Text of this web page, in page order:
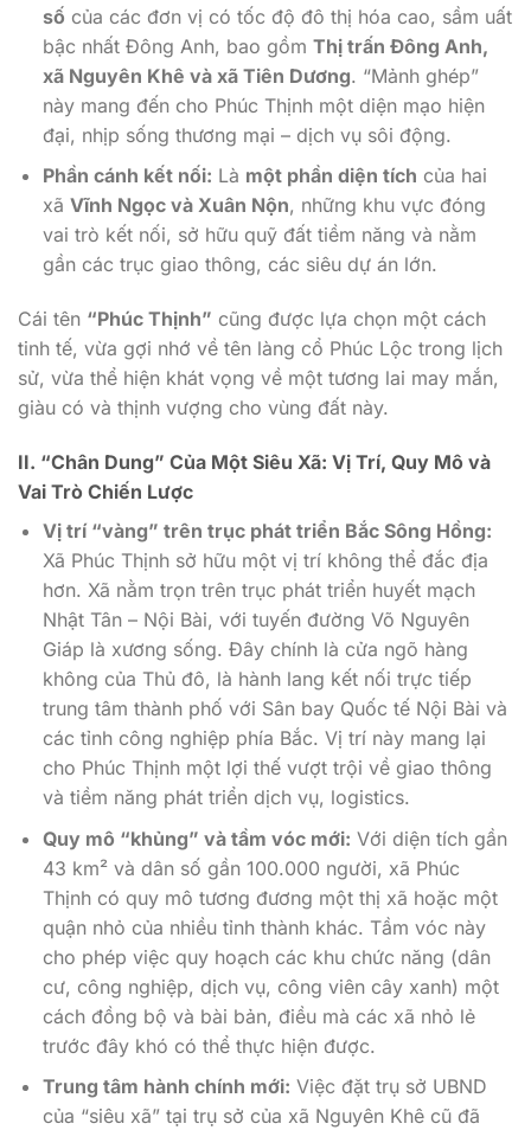
số của các đơn vị có tốc độ đô thị hóa cao, sầm uất
bậc nhất Đông Anh, bao gồm Thị trấn Đông Anh,
xã Nguyên Khê và xã Tiên Dương. “Mảnh ghép”
này mang đến cho Phúc Thịnh một diện mạo hiện
đại, nhịp sống thương mại – dịch vụ sôi động.
Phần cánh kết nối: Là một phần diện tích của hai
xã Vĩnh Ngọc và Xuân Nộn, những khu vực đóng
vai trò kết nối, sở hữu quỹ đất tiềm năng và nằm
gần các trục giao thông, các siêu dự án lớn.
Cái tên “Phúc Thịnh” cũng được lựa chọn một cách
tinh tế, vừa gợi nhớ về tên làng cổ Phúc Lộc trong lịch
sử, vừa thể hiện khát vọng về một tương lai may mắn,
giàu có và thịnh vượng cho vùng đất này.
II. “Chân Dung” Của Một Siêu Xã: Vị Trí, Quy Mô và
Vai Trò Chiến Lược
Vị trí “vàng” trên trục phát triển Bắc Sông Hồng:
Xã Phúc Thịnh sở hữu một vị trí không thể đắc địa
hơn. Xã nằm trọn trên trục phát triển huyết mạch
Nhật Tân – Nội Bài, với tuyến đường Võ Nguyên
Giáp là xương sống. Đây chính là cửa ngõ hàng
không của Thủ đô, là hành lang kết nối trực tiếp
trung tâm thành phố với Sân bay Quốc tế Nội Bài và
các tỉnh công nghiệp phía Bắc. Vị trí này mang lại
cho Phúc Thịnh một lợi thế vượt trội về giao thông
và tiềm năng phát triển dịch vụ, logistics.
Quy mô “khủng” và tầm vóc mới: Với diện tích gần
43 km² và dân số gần 100.000 người, xã Phúc
Thịnh có quy mô tương đương một thị xã hoặc một
quận nhỏ của nhiều tỉnh thành khác. Tầm vóc này
cho phép việc quy hoạch các khu chức năng (dân
cư, công nghiệp, dịch vụ, công viên cây xanh) một
cách đồng bộ và bài bản, điều mà các xã nhỏ lẻ
trước đây khó có thể thực hiện được.
Trung tâm hành chính mới: Việc đặt trụ sở UBND
của “siêu xã” tại trụ sở của xã Nguyên Khê cũ đã